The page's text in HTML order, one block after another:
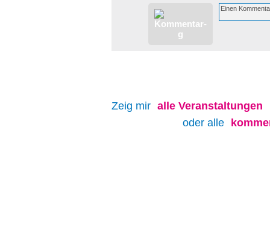
Zeig mir alle Veranstaltungen
oder alle